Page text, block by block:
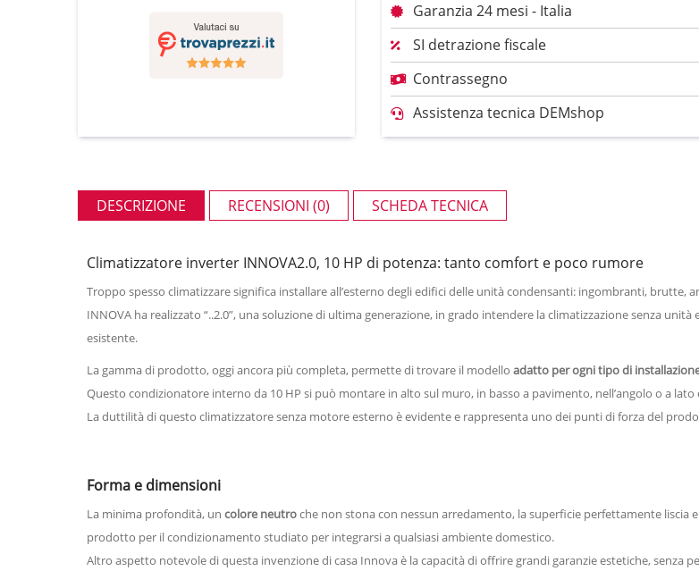
Garanzia 24 mesi - Italia
SI detrazione fiscale
Contrassegno
Assistenza tecnica DEMshop
DESCRIZIONE RECENSIONI (0) SCHEDA TECNICA
Climatizzatore inverter INNOVA2.0, 10 HP di potenza: tanto comfort e poco rumore
Troppo spesso climatizzare significa installare all’esterno degli edifici delle unità condensanti: ingombranti, brutte,
INNOVA ha realizzato “..2.0”, una soluzione di ultima generazione, in grado intendere la climatizzazione senza
esistente.
La gamma di prodotto, oggi ancora più completa, permette di trovare il modello adatto per ogni tipo di
Questo condizionatore interno da 10 HP si può montare in alto sul muro, in basso a pavimento, nell’angolo o a
La duttilità di questo climatizzatore senza motore esterno è evidente e rappresenta uno dei punti di forza del
Forma e dimensioni
La minima profondità, un colore neutroche non stona con nessun arredamento, la superficie perfettamente
prodotto per il condizionamento studiato per integrarsi a qualsiasi ambiente domestico.
Altro aspetto notevole di questa invenzione di casa Innova è la capacità di offrire grandi garanzie estetiche,